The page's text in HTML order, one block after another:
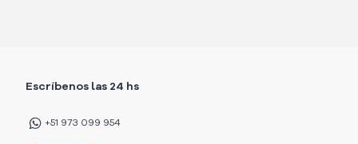
Escríbenos las 24 hs
+51 973 099 954